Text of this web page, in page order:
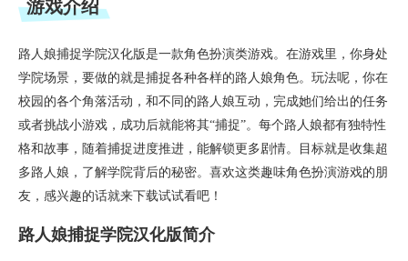
游戏介绍
路人娘捕捉学院汉化版是一款角色扮演类游戏。在游戏里，你身处
学院场景，要做的就是捕捉各种各样的路人娘角色。玩法呢，你在
校园的各个角落活动，和不同的路人娘互动，完成她们给出的任务
或者挑战小游戏，成功后就能将其“捕捉”。每个路人娘都有独特性
格和故事，随着捕捉进度推进，能解锁更多剧情。目标就是收集超
多路人娘，了解学院背后的秘密。喜欢这类趣味角色扮演游戏的朋
友，感兴趣的话就来下载试试看吧！
路人娘捕捉学院汉化版简介